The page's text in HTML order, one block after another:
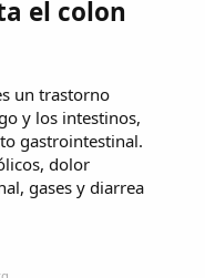
el colon
un trastorno
y los intestinos,
gastrointestinal.
dolor
gases y diarrea